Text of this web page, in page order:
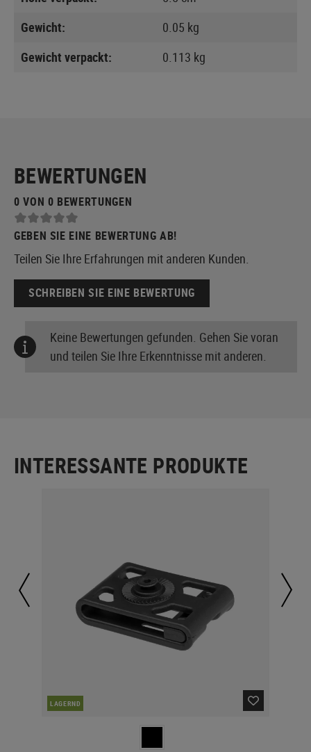
Gewicht:
0.05 kg
Gewicht verpackt:
0.113 kg
BEWERTUNGEN
0 VON 0 BEWERTUNGEN
GEBEN SIE EINE BEWERTUNG AB!
Teilen Sie Ihre Erfahrungen mit anderen Kunden.
SCHREIBEN SIE EINE BEWERTUNG
Keine Bewertungen gefunden. Gehen Sie voran
und teilen Sie Ihre Erkenntnisse mit anderen.
INTERESSANTE PRODUKTE
LAGERND